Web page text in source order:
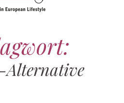
Alternative